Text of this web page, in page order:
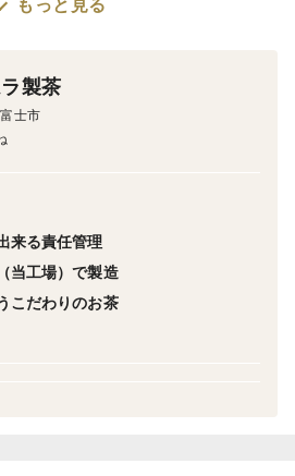
茶となっておりますので、お湯
す
ふもとの静岡県富士市で栽培。
グ
にくいので、マイボトルに入れ
もっと見る
製茶
士市
来る責任管理
当工場）で製造
こだわりのお茶